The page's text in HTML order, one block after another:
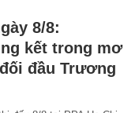
8/8:
kết trong mơ
đầu Trương